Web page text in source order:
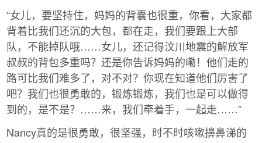
“女儿，要坚持住，妈妈的背囊也很重，你看，大家都
背着比我们还沉的大包，都在走，我们要跟上大部
队，不能掉队哦……女儿，还记得汶川地震的解放军
叔叔的背包多重吗？还是你告诉妈妈的嘞！他们走的
路可比我们难多了，对不对？你现在知道他们厉害了
吧？我们也很勇敢的，锻炼锻炼，我们也是可以做得
到的，是不是？……来，我们牵着手，一起走……”
Nancy真的是很勇敢，很坚强，时不时咳嗽擤鼻涕的